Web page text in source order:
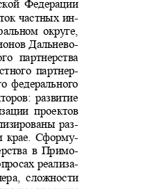
Федерации
частных ин-
округе,
Дальнево-
партнерства
партнер-
федерального
развитие
проектов
раз-
крае. Сформу-
в Примо-
реализа-
сложности